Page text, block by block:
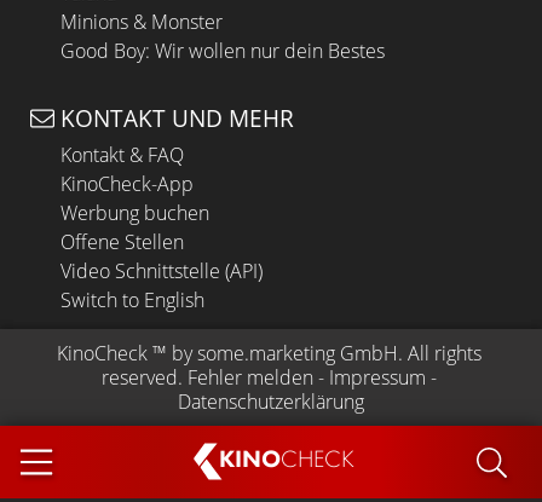
KINOCHECK
Minions & Monster
Good Boy: Wir wollen nur dein Bestes
KONTAKT UND MEHR
Kontakt & FAQ
KinoCheck-App
Werbung buchen
Offene Stellen
Video Schnittstelle (API)
Switch to English
KinoCheck ™ by some.marketing GmbH. All rights
reserved. Fehler melden - Impressum -
Datenschutzerklärung